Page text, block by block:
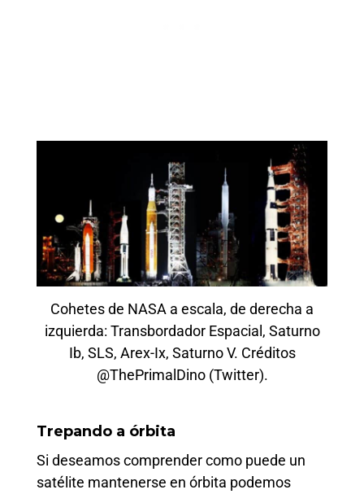
Cohetes de NASA a escala, de derecha a
izquierda: Transbordador Espacial, Saturno
Ib, SLS, Arex-Ix, Saturno V. Créditos
@ThePrimalDino (Twitter).
Trepando a órbita
Si deseamos comprender como puede un
satélite mantenerse en órbita podemos